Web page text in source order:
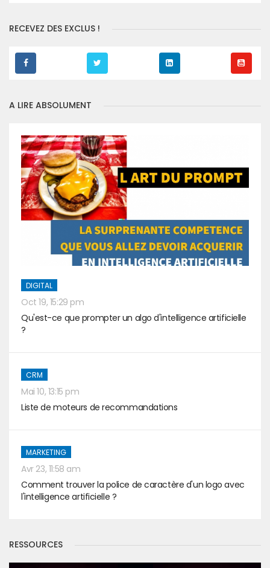
RECEVEZ DES EXCLUS !
A LIRE ABSOLUMENT
DIGITAL
Oct 19, 15:29 pm
Qu'est-ce que prompter un algo d'intelligence artificielle
?
CRM
Mai 10, 13:15 pm
Liste de moteurs de recommandations
MARKETING
Avr 23, 11:58 am
Comment trouver la police de caractère d'un logo avec
l'intelligence artificielle ?
RESSOURCES